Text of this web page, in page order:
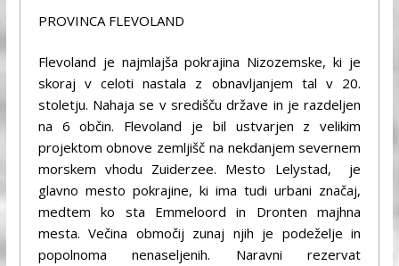
PROVINCA FLEVOLAND
Flevoland je najmlajša pokrajina Nizozemske, ki je
skoraj v celoti nastala z obnavljanjem tal v 20.
stoletju. Nahaja se v središču države in je razdeljen
na 6 občin. Flevoland je bil ustvarjen z velikim
projektom obnove zemljišč na nekdanjem severnem
morskem vhodu Zuiderzee. Mesto Lelystad, je
glavno mesto pokrajine, ki ima tudi urbani značaj,
medtem ko sta Emmeloord in Dronten majhna
mesta. Večina območij zunaj njih je podeželje in
popolnoma nenaseljenih. Naravni rezervat